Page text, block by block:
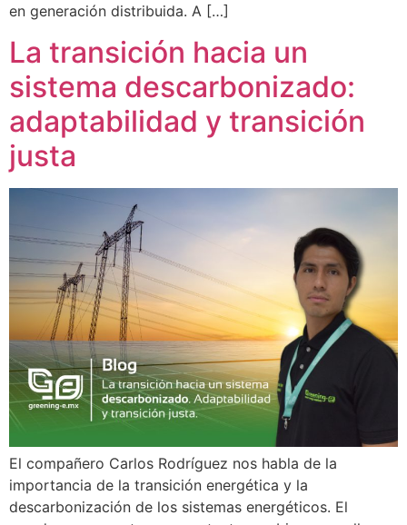
en generación distribuida. A […]
La transición hacia un
sistema descarbonizado:
adaptabilidad y transición
justa
El compañero Carlos Rodríguez nos habla de la
importancia de la transición energética y la
descarbonización de los sistemas energéticos. El